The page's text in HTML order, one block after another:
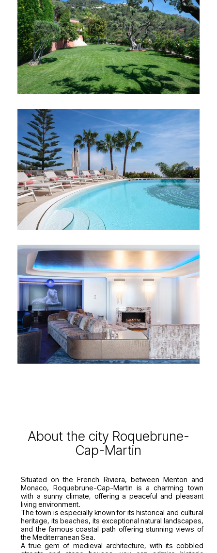
About the city Roquebrune-
Cap-Martin
Situated on the French Riviera, between Menton and
Monaco, Roquebrune-Cap-Martin is a charming town
with a sunny climate, offering a peaceful and pleasant
living environment.
The town is especially known for its historical and cultural
heritage, its beaches, its exceptional natural landscapes,
and the famous coastal path offering stunning views of
the Mediterranean Sea.
A true gem of medieval architecture, with its cobbled